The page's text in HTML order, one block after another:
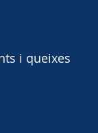
i queixes